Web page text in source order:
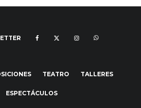
TEATRO TALLERES
ESPECTÁCULOS